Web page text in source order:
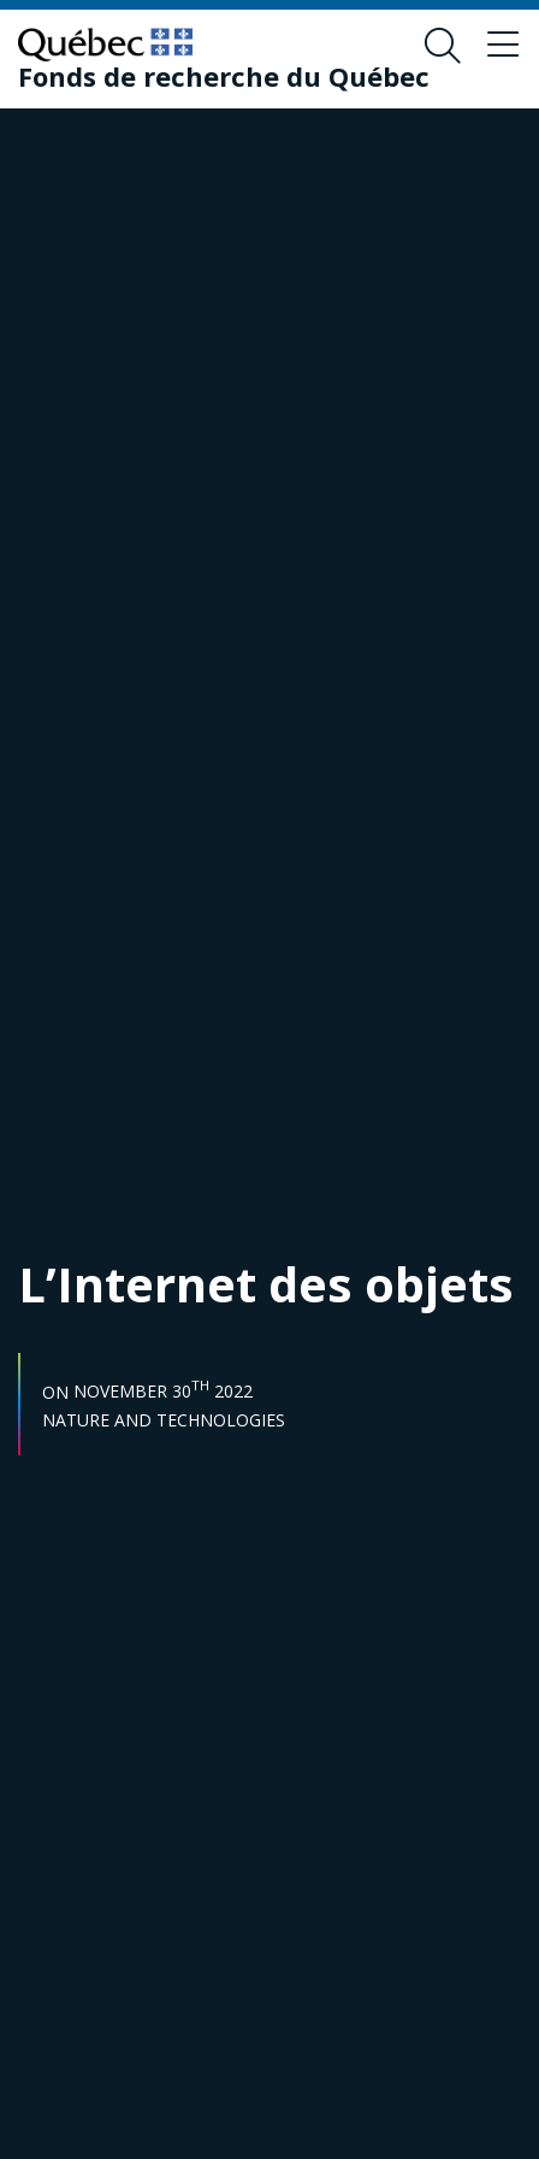
Skip
to
main
content
Skip
to
footer
Fonds de recherche du Québec
L’Internet des objets
ON START DATE :
NOVEMBER 30TH 2022
Sector :
NATURE AND TECHNOLOGIES